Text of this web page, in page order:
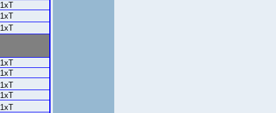
1xT
1xT
1xT
1xT
1xT
1xT
1xT
1xT